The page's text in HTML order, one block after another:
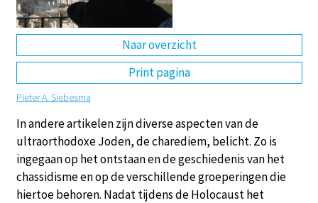
Naar overzicht
Print pagina
Pieter A. Siebesma
In andere artikelen zijn diverse aspecten van de
ultraorthodoxe Joden, de charediem, belicht. Zo is
ingegaan op het ontstaan en de geschiedenis van het
chassidisme en op de verschillende groeperingen die
hiertoe behoren. Nadat tijdens de Holocaust het
DE EN